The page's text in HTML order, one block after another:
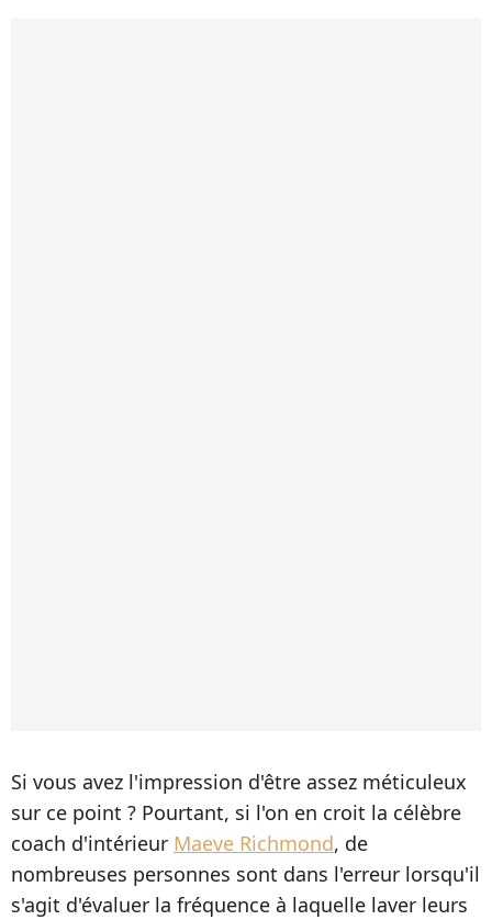
Si vous avez l'impression d'être assez méticuleux
sur ce point ? Pourtant, si l'on en croit la célèbre
coach d'intérieur Maeve Richmond, de
nombreuses personnes sont dans l'erreur lorsqu'il
s'agit d'évaluer la fréquence à laquelle laver leurs